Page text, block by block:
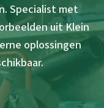
Specialist met
uit Klein
oplossingen